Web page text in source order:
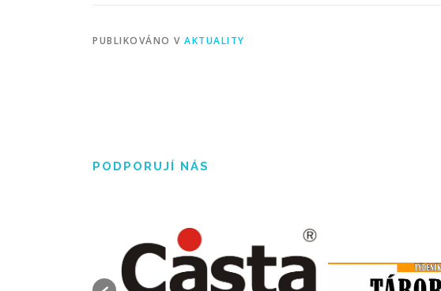
PUBLIKOVÁNO V AKTUALITY
PODPORUJÍ NÁS